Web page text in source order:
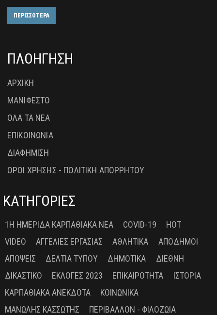
ΠΕΡΙΣΣΟΤΕΡΑ
ΠΛΟΗΓΗΣΗ
ΑΡΧΙΚΗ
ΜΑΝΙΦΕΣΤΟ
ΟΛΑ ΤΑ ΝΕΑ
ΕΠΙΚΟΙΝΩΝΙΑ
ΔΙΑΦΗΜΙΣΗ
ΟΡΟΙ ΧΡΗΣΗΣ - ΠΟΛΙΤΙΚΗ ΑΠΟΡΡΗΤΟΥ
ΚΑΤΗΓΟΡΙΕΣ
1Η ΗΜΕΡΊΔΑ ΚΑΡΠΑΘΙΑΚΆ ΝΈΑ COVID-19
HOT
VIDEO
ΑΓΓΕΛΊΕΣ ΕΡΓΑΣΊΑΣ ΑΘΛΗΤΙΚΆ
ΑΠΌΔΗΜΟΙ
ΑΠΌΨΕΙΣ
ΔΕΛΤΊΑ ΤΎΠΟΥ ΔΗΜΟΤΙΚΆ
ΔΙΕΘΝΉ
ΔΙΚΑΣΤΙΚΌ
ΕΚΛΟΓΈΣ 2023 ΕΠΙΚΑΙΡΌΤΗΤΑ
ΙΣΤΟΡΊΑ
ΚΑΡΠΑΘΙΑΚΆ ΑΝΈΚΔΟΤΑ
ΚΟΙΝΩΝΙΚΆ
ΜΑΝΏΛΗΣ ΚΑΣΣΏΤΗΣ
ΠΕΡΙΒΆΛΛΟΝ - ΦΙΛΟΖΩΊΑ